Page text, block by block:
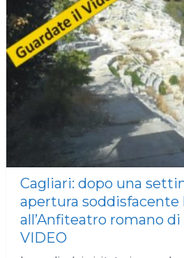
Cagliari: dopo una
apertura soddisfacente
all’Anfiteatro romano di
VIDEO